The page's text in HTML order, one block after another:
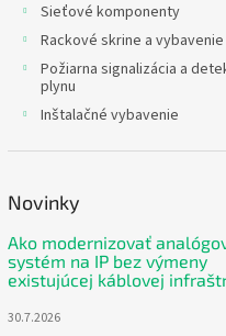
Sieťové komponenty
Rackové skrine a vybavenie
Požiarna signalizácia a
plynu
Inštalačné vybavenie
Novinky
Ako modernizovať
systém na IP bez výmeny
existujúcej káblovej
30.7.2026